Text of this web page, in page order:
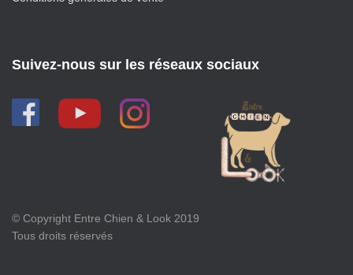
Suivez-nous sur les réseaux sociaux
© Copyright Entre Chien & Look 2019
Tous droits réservés